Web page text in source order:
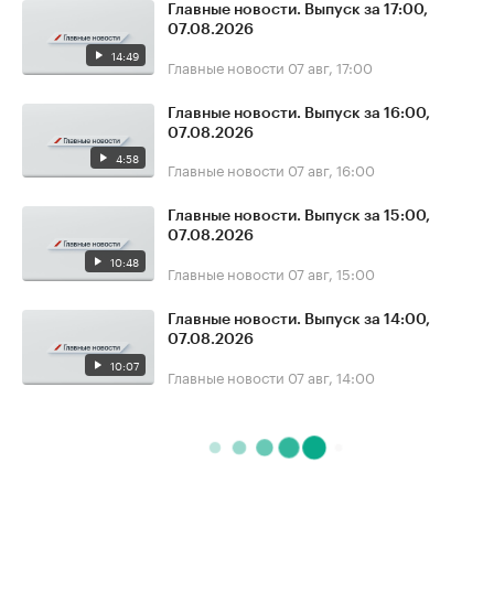
14:49
Главные новости. Выпуск за 17:00,
07.08.2026
Главные новости 07 авг, 17:00
4:58
Главные новости. Выпуск за 16:00,
07.08.2026
Главные новости 07 авг, 16:00
10:48
Главные новости. Выпуск за 15:00,
07.08.2026
Главные новости 07 авг, 15:00
10:07
Главные новости. Выпуск за 14:00,
07.08.2026
Главные новости 07 авг, 14:00